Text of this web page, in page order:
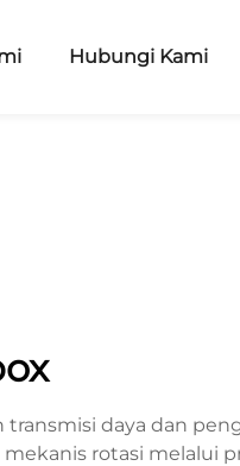
Hubungi Kami
daya dan
rotasi melalui